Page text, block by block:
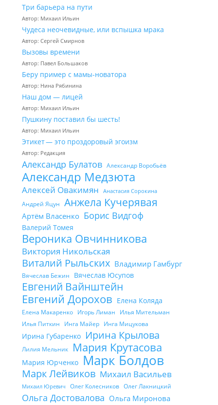
Три барьера на пути
Автор: Михаил Ильин
Чудеса неочевидные, или вспышка мрака
Автор: Сергей Смирнов
Вызовы времени
Автор: Павел Большаков
Беру пример с мамы-новатора
Автор: Нина Рябинина
Наш дом — лицей
Автор: Михаил Ильин
Пушкину поставил бы шесть!
Автор: Михаил Ильин
Этикет — это проздоровый эгоизм
Автор: Редакция
Александр Булатов Александр Воробьёв
Александр Медзюта
Алексей Овакимян Анастасия Сорокина
Андрей Яцун Анжела Кучерявая
Артём Власенко Борис Видгоф
Валерий Томея
Вероника Овчинникова
Виктория Никольская
Виталий Рыльских Владимир Гамбург
Вячеслав Бежин Вячеслав Юсупов
Евгений Вайнштейн
Евгений Дорохов Елена Коляда
Елена Макаренко Игорь Лиман
Илья Мительман
Илья Питкин
Инга Майер Инга Мицукова
Ирина Губаренко Ирина Крылова
Лилия Мельник Мария Крутасова
Мария Юрченко Марк Болдов
Марк Лейвиков Михаил Васильев
Михаил Юревич Олег Колесников Олег Лакницкий
Ольга Достовалова Ольга Миронова